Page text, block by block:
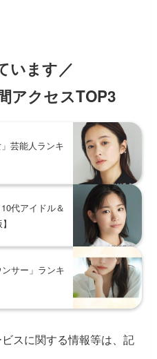
います／
アクセスTOP3
芸能人ランキ
代アイドル＆
サー」ランキ
スに関する情報等は、記